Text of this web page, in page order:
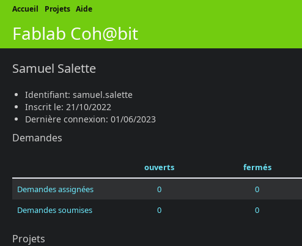
Accueil Projets Aide
Fablab Coh@bit
Samuel Salette
Identifiant: samuel.salette
Inscrit le: 21/10/2022
Dernière connexion: 01/06/2023
Demandes
ouverts fermés
Demandes assignées
0 0
Demandes soumises
0 0
Projets